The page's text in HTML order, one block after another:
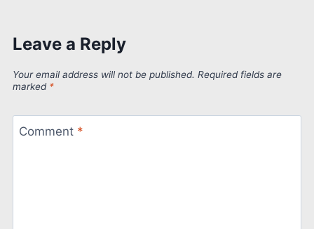
Leave a Reply
Your email address will not be published. Required fields are
marked *
Comment *